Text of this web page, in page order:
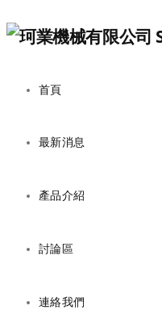
首頁
最新消息
產品介紹
討論區
連絡我們